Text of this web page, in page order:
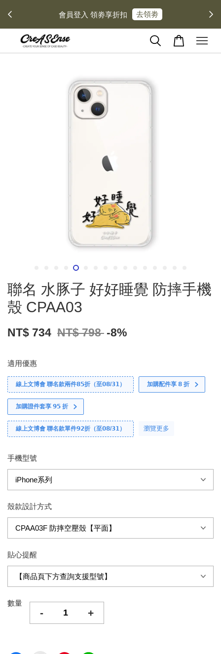
會員登入 領劵享折扣 去領劵
聯名 水豚子 好好睡覺 防摔手機
殼 CPAA03
NT$ 734 NT$ 798 -8%
適用優惠
線上文博會 聯名款兩件𝟴𝟱折（至𝟬𝟴/𝟯𝟭） 加購配件享 𝟴 折
加購證件套享 𝟵𝟱 折
線上文博會 聯名款單件𝟵𝟮折（至𝟬𝟴/𝟯𝟭） 瀏覽更多
手機型號
殼款設計方式
貼心提醒
數量
- +